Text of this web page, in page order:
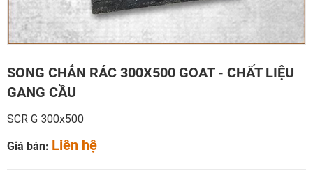
SONG CHẮN RÁC 300X500 GOAT - CHẤT LIỆU
GANG CẦU
SCR G 300x500
Giá bán: Liên hệ